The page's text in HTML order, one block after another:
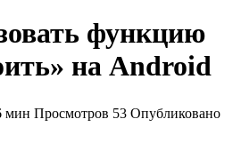
функцию
на Android
мин Просмотров 53 Опубликовано